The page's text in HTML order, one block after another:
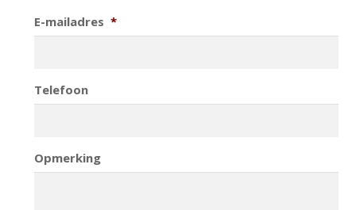
E-mailadres *
Telefoon
Opmerking